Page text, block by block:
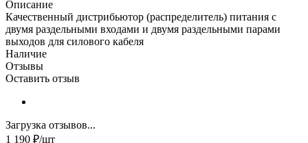
Описание
Качественный дистрибьютор (распределитель) питания с
двумя раздельными входами и двумя раздельными парами
выходов для силового кабеля
Наличие
Отзывы
Оставить отзыв
Загрузка отзывов...
1 190 ₽/шт